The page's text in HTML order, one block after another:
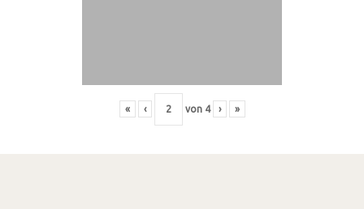
« ‹ von 4 › »